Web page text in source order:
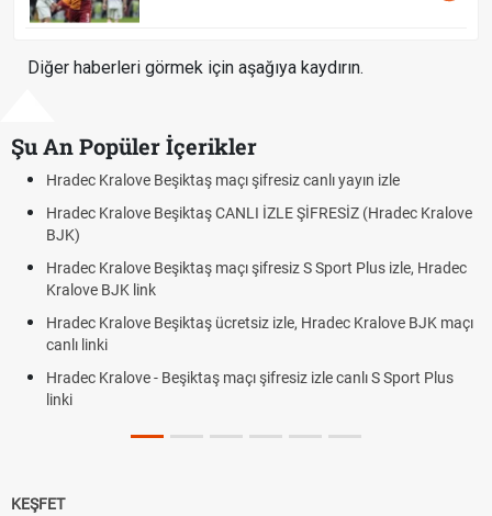
Diğer haberleri görmek için aşağıya kaydırın.
Şu An Popüler İçerikler
Hradec Kralove Beşiktaş maçı şifresiz canlı yayın izle
Hradec Kralove Beşiktaş CANLI İZLE ŞİFRESİZ (Hradec Kralove
BJK)
Hradec Kralove Beşiktaş maçı şifresiz S Sport Plus izle, Hradec
Kralove BJK link
Hradec Kralove Beşiktaş ücretsiz izle, Hradec Kralove BJK maçı
canlı linki
Hradec Kralove - Beşiktaş maçı şifresiz izle canlı S Sport Plus
linki
KEŞFET